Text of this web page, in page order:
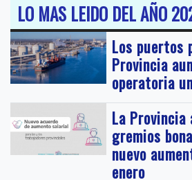
LO MAS LEIDO DEL AÑO
Los puertos
Provincia
operatoria
La Provincia
gremios
nuevo
enero